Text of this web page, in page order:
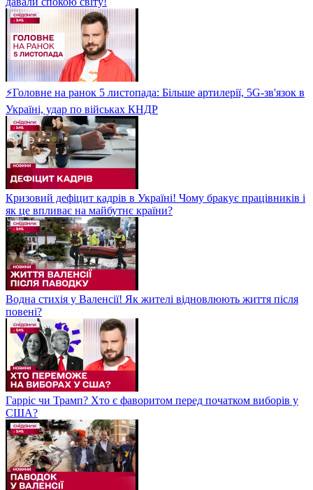
⚡Головне на ранок 5 листопада: Більше артилерії, 5G-зв'язок в
Україні, удар по військах КНДР
Кризовий дефіцит кадрів в Україні! Чому бракує працівників і
як це впливає на майбутнє країни?
Водна стихія у Валенсії! Як жителі відновлюють життя після
повені?
Гарріс чи Трамп? Хто є фаворитом перед початком виборів у
США?